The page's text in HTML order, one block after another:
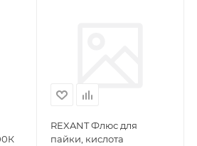
REXANT Флюс для
пайки, кислота